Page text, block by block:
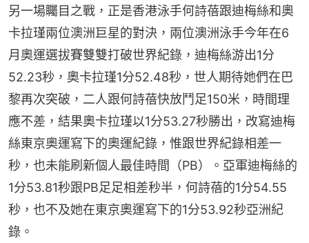
另一場矚目之戰，正是香港泳手何詩蓓跟迪梅絲和奧
卡拉瑾兩位澳洲巨星的對決，兩位澳洲泳手今年在6
月奧運選拔賽雙雙打破世界紀錄，迪梅絲游出1分
52.23秒，奧卡拉瑾1分52.48秒，世人期待她們在巴
黎再次突破，二人跟何詩蓓快放鬥足150米，時間理
應不差，結果奧卡拉瑾以1分53.27秒勝出，改寫迪梅
絲東京奧運寫下的奧運紀錄，惟跟世界紀錄相差一
秒，也未能刷新個人最佳時間（PB）。亞軍迪梅絲的
1分53.81秒跟PB足足相差秒半，何詩蓓的1分54.55
秒，也不及她在東京奧運寫下的1分53.92秒亞洲紀
錄。